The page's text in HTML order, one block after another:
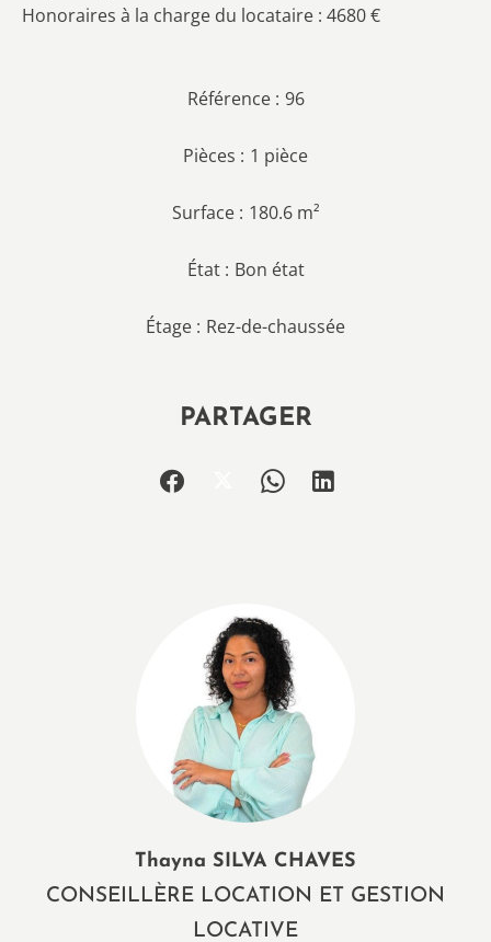
Honoraires à la charge du locataire : 4680 €
Référence 96
Pièces 1 pièce
Surface 180.6 m²
État Bon état
Étage Rez-de-chaussée
PARTAGER
Thayna SILVA CHAVES
CONSEILLÈRE LOCATION ET GESTION
LOCATIVE